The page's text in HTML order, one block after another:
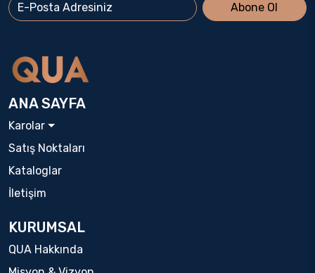
Abone Ol
ANA SAYFA
Karolar
Satış Noktaları
Kataloglar
İletişim
KURUMSAL
QUA Hakkında